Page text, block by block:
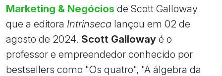
Marketing & Negócios de Scott Galloway
que a editora Intrinseca lançou em 02 de
agosto de 2024. Scott Galloway é o
professor e empreendedor conhecido por
bestsellers como "Os quatro", "A álgebra da